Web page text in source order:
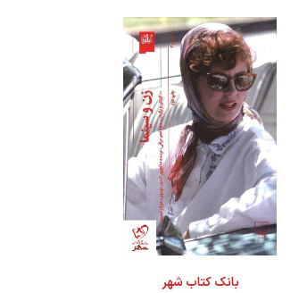
بانک کتاب شهر